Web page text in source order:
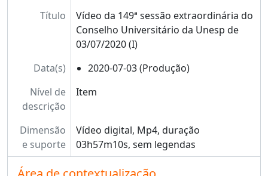
Título
Vídeo da 149ª sessão extraordinária do
Conselho Universitário da Unesp de
03/07/2020 (I)
Data(s)
2020-07-03 (Produção)
Nível de
descrição
Item
Dimensão
e suporte
Vídeo digital, Mp4, duração
03h57m10s, sem legendas